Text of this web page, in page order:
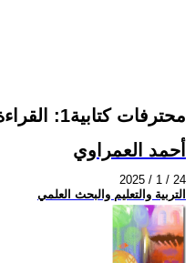
محترفات كتابية1: القراءة والذكاءات المتعددة
أحمد العمراوي
2025 / 1 / 24
التربية والتعليم والبحث العلمي